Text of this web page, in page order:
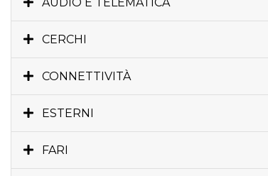
CERCHI
CONNETTIVITÀ
ESTERNI
FARI